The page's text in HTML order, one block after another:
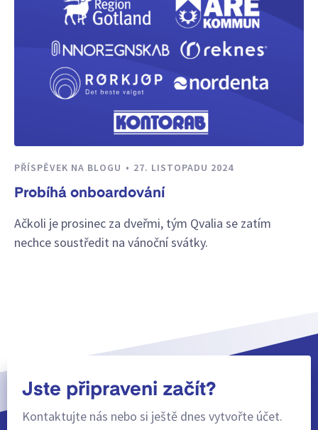
PŘÍSPĚVEK NA BLOGU 27. LISTOPADU 2024
Probíhá onboardování
Ačkoli je prosinec za dveřmi, tým Qvalia se zatím
nechce soustředit na vánoční svátky.
Jste připraveni začít?
Kontaktujte nás nebo si ještě dnes vytvořte účet.